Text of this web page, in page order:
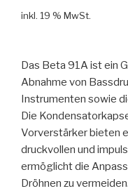
inkl. 19 % MwSt.
Das Beta 91A ist ein
Abnahme von
Instrumenten sowie
Die
Vorverstärker bieten
druckvollen und
ermöglicht die
Dröhnen zu vermeiden.